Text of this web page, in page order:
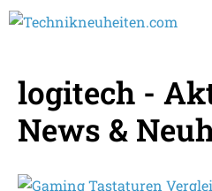
logitech -
News &